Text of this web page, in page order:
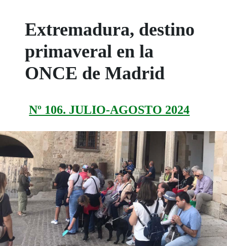
Extremadura, destino
primaveral en la
ONCE de Madrid
Nº 106. JULIO-AGOSTO 2024